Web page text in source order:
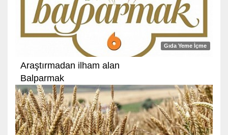
Gıda Yeme İçme
Araştırmadan ilham alan
Balparmak